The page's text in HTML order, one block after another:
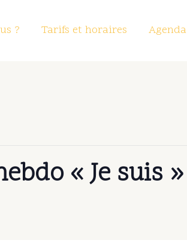
? Tarifs et horaires Agenda
« Je suis »